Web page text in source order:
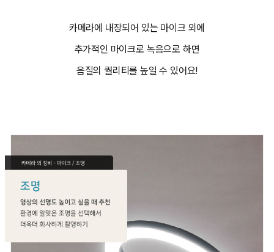
카메라에 내장되어 있는 마이크 외에
추가적인 마이크로 녹음으로 하면
음질의 퀄리티를 높일 수 있어요!